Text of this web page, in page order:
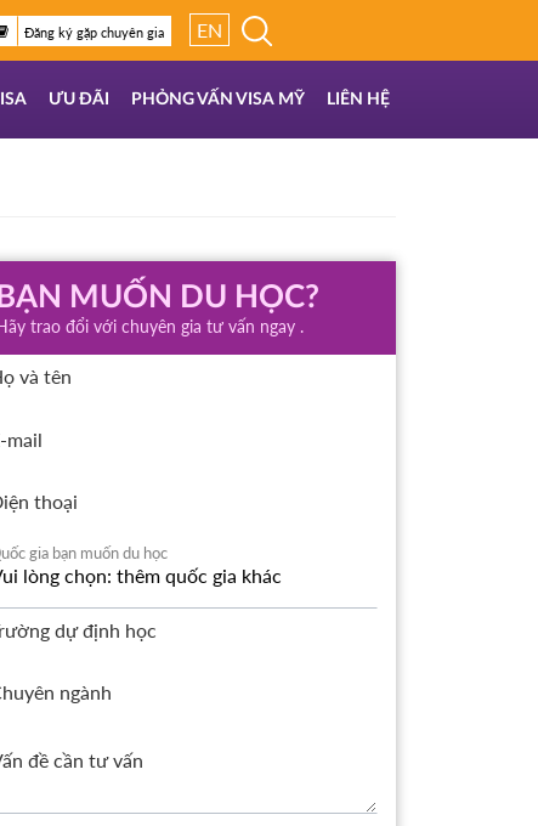
Đăng ký gặp chuyên gia EN
ƯU ĐÃI PHỎNG VẤN VISA MỸ LIÊN HỆ
BẠN MUỐN DU HỌC?
trao đổi với chuyên gia tư vấn ngay .
và tên
mail
thoại
gia bạn muốn du học
dự định học
ngành